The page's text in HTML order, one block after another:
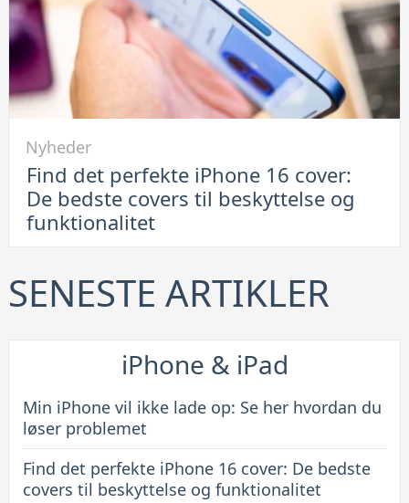
er
en
smart
løsning
Find
det
perfekte
16
cover:
til
beskyttelse
funktionalitet
Nyheder
Find det perfekte iPhone 16 cover:
De bedste covers til beskyttelse og
funktionalitet
SENESTE ARTIKLER
iPhone & iPad
Min iPhone vil ikke lade op: Se her hvordan du
løser problemet
Find det perfekte iPhone 16 cover: De bedste
covers til beskyttelse og funktionalitet